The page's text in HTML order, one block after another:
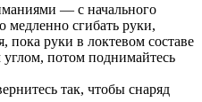
— с начального
сгибать руки,
пока руки в локтевом составе
потом поднимайтесь
так, чтобы снаряд